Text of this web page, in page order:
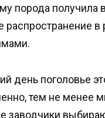
порода получила
распространение в
день поголовье
тем не менее
заводчики